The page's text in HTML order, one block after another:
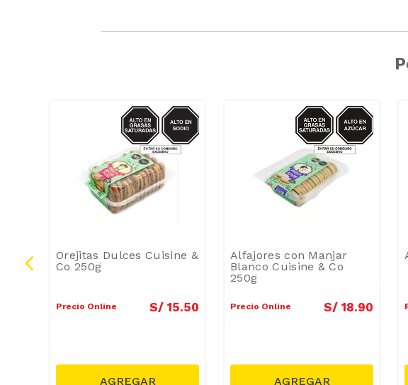
SODIO/GRASAS-
SAT
Orejitas Dulces Cuisine &
Co 250g
Precio Online S/ 15.50
AZUCAR/GRASAS-
SAT
Alfajores con Manjar
Blanco Cuisine & Co
250g
Precio Online S/ 18.90